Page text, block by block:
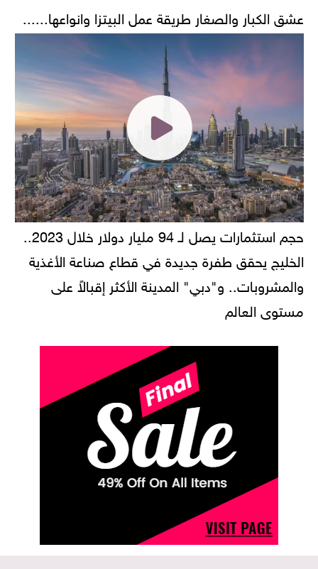
عشق الكبار والصغار طريقة عمل البيتزا وانواعها......
حجم استثمارات يصل لـ 94 مليار دولار خلال 2023..
الخليج يحقق طفرة جديدة في قطاع صناعة الأغذية
والمشروبات.. و"دبي" المدينة الأكثر إقبالاً على
مستوى العالم